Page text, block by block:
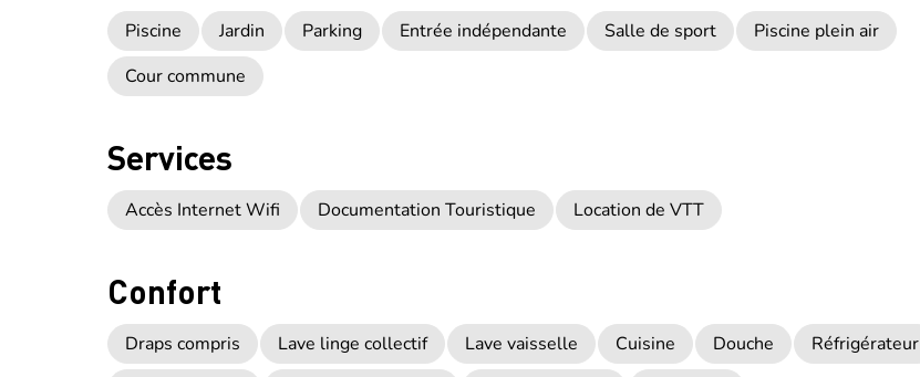
Piscine Jardin Parking Entrée indépendante Salle de sport
Piscine plein air
Cour commune
Services
Accès Internet Wifi Documentation Touristique Location de VTT
Confort
Draps compris Lave linge collectif Lave vaisselle Cuisine Douche
Réfrigérateur